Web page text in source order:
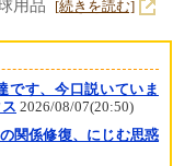
用品 [続きを読む]
です、今口説いていま
2026/08/07(20:50)
関係修復、にじむ思惑